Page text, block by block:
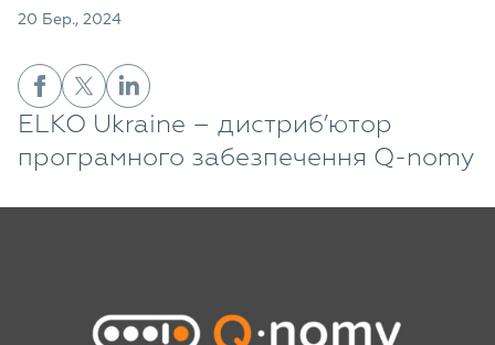
20 Бер., 2024
ELKO Ukraine – дистриб’ютор
програмного забезпечення Q-nomy